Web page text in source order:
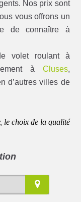
Nos prix sont
vous offrons un
de connaître à
volet roulant à
à Cluses,
d’autres villes de
le choix de la qualité